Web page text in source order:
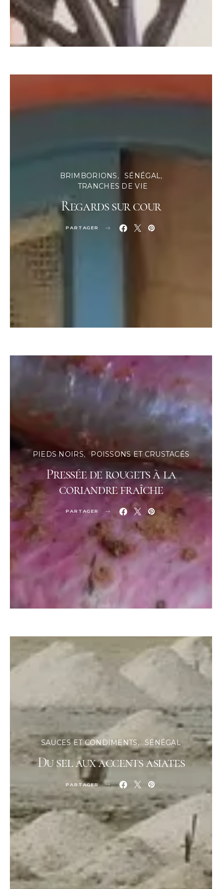
BRIMBORIONS
SÉNÉGAL
TRANCHES DE VIE
Regards sur cour
PARTAGER
PIEDS NOIRS POISSONS ET CRUSTACÉS
Pressée de rougets à la
coriandre fraîche
PARTAGER
SAUCES ET CONDIMENTS SÉNÉGAL
Du sel aux accents asiates
PARTAGER